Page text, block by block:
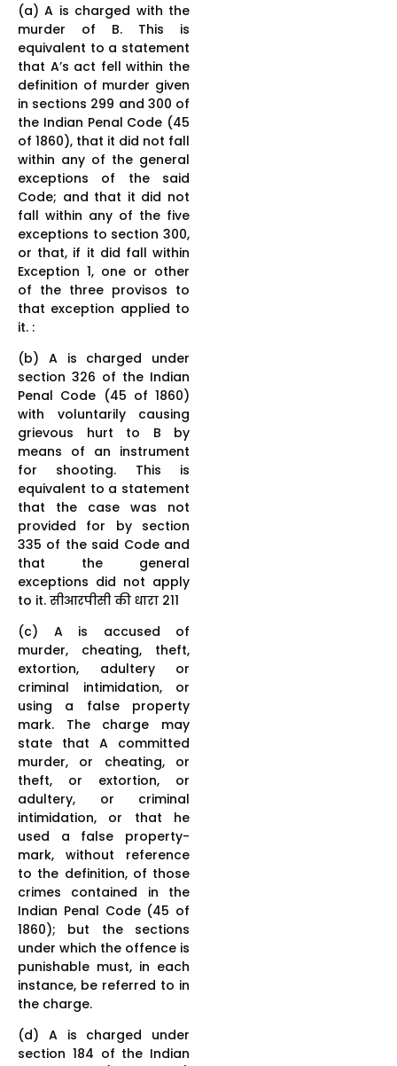
(a) A is charged with the
murder of B. This is
equivalent to a statement
that A’s act fell within the
definition of murder given
in sections 299 and 300 of
the Indian Penal Code (45
of 1860), that it did not fall
within any of the general
exceptions of the said
Code; and that it did not
fall within any of the five
exceptions to section 300,
or that, if it did fall within
Exception 1, one or other
of the three provisos to
that exception applied to
it. :
(b) A is charged under
section 326 of the Indian
Penal Code (45 of 1860)
with voluntarily causing
grievous hurt to B by
means of an instrument
for shooting. This is
equivalent to a statement
that the case was not
provided for by section
335 of the said Code and
that the general
exceptions did not apply
to it. सीआरपीसी की धारा 211
(c) A is accused of
murder, cheating, theft,
extortion, adultery or
criminal intimidation, or
using a false property
mark. The charge may
state that A committed
murder, or cheating, or
theft, or extortion, or
adultery, or criminal
intimidation, or that he
used a false property-
mark, without reference
to the definition, of those
crimes contained in the
Indian Penal Code (45 of
1860); but the sections
under which the offence is
punishable must, in each
instance, be referred to in
the charge.
(d) A is charged under
section 184 of the Indian